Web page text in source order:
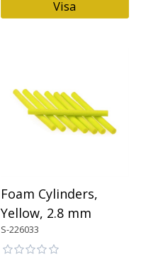
Visa
Foam Cylinders,
Yellow, 2.8 mm
S-226033